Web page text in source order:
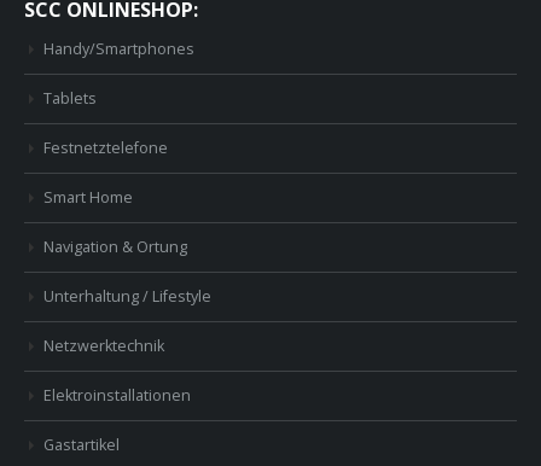
SCC ONLINESHOP:
Handy/Smartphones
Tablets
Festnetztelefone
Smart Home
Navigation & Ortung
Unterhaltung / Lifestyle
Netzwerktechnik
Elektroinstallationen
Gastartikel